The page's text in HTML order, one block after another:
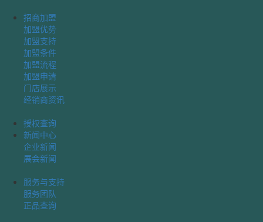
招商加盟
加盟优势
加盟支持
加盟条件
加盟流程
加盟申请
门店展示
经销商资讯
授权查询
新闻中心
企业新闻
展会新闻
服务与支持
服务团队
正品查询